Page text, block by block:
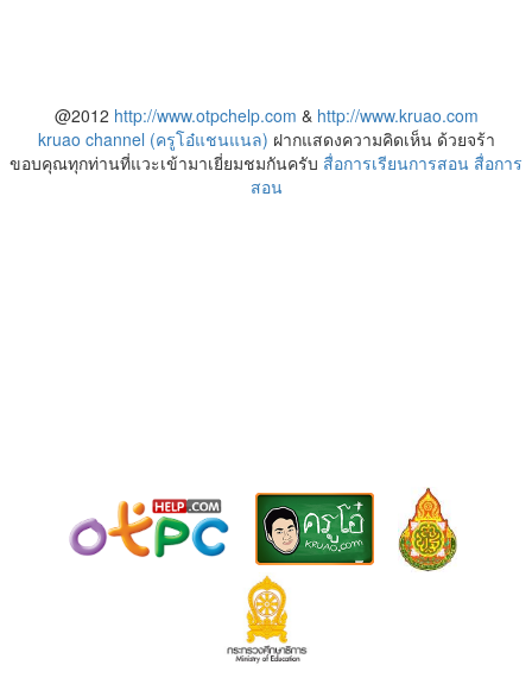
@2012 http://www.otpchelp.com & http://www.kruao.com
kruao channel (ครูโอ๋แชนแนล) ฝากแสดงความคิดเห็น ด้วยจร้า
ขอบคุณทุกท่านที่แวะเข้ามาเยี่ยมชมกันครับ สื่อการเรียนการสอน สื่อการ
สอน